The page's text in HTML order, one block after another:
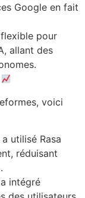
Google en fait
pour
allant des
voici
utilisé Rasa
réduisant
intégré